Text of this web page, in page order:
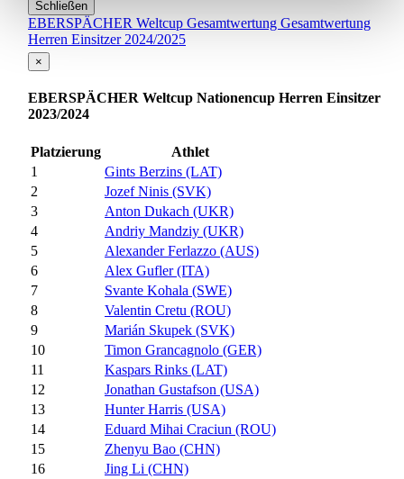
Schließen
EBERSPÄCHER Weltcup Gesamtwertung Gesamtwertung
Herren Einsitzer 2024/2025
×
EBERSPÄCHER Weltcup Nationencup Herren Einsitzer
2023/2024
Platzierung
Athlet
1
Gints Berzins (LAT)
2
Jozef Ninis (SVK)
3
Anton Dukach (UKR)
4
Andriy Mandziy (UKR)
5
Alexander Ferlazzo (AUS)
6
Alex Gufler (ITA)
7
Svante Kohala (SWE)
8
Valentin Cretu (ROU)
9
Marián Skupek (SVK)
10
Timon Grancagnolo (GER)
11
Kaspars Rinks (LAT)
12
Jonathan Gustafson (USA)
13
Hunter Harris (USA)
14
Eduard Mihai Craciun (ROU)
15
Zhenyu Bao (CHN)
16
Jing Li (CHN)